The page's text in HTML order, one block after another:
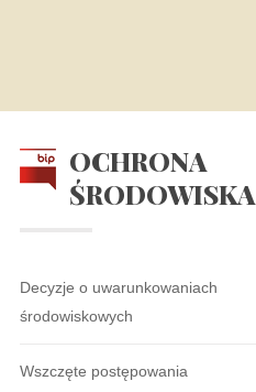
OCHRONA
ŚRODOWISKA
Decyzje o uwarunkowaniach
środowiskowych
Wszczęte postępowania